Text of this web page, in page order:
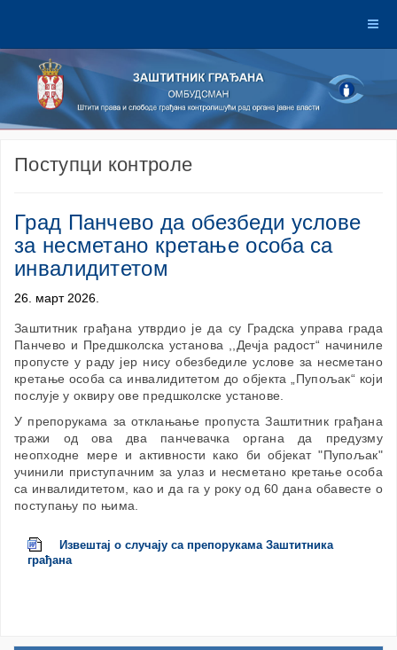
Поступци контроле
Град Панчево да обезбеди услове
за несметано кретање особа са
инвалидитетом
26. март 2026.
Заштитник грађана утврдио је да су Градска управа града
Панчево и Предшколска установа ,,Дечја радост“ начиниле
пропусте у раду јер нису обезбедиле услове за несметано
кретање особа са инвалидитетом до објекта „Пупољак“ који
послује у оквиру ове предшколске установе.
У препорукама за отклањање пропуста Заштитник грађана
тражи од ова два панчевачка органа да предузму
неопходне мере и активности како би објекат "Пупољак"
учинили приступачним за улаз и несметано кретање особа
са инвалидитетом, као и да га у року од 60 дана обавесте о
поступању по њима.
Извештај о случају са препорукама Заштитника
грађана